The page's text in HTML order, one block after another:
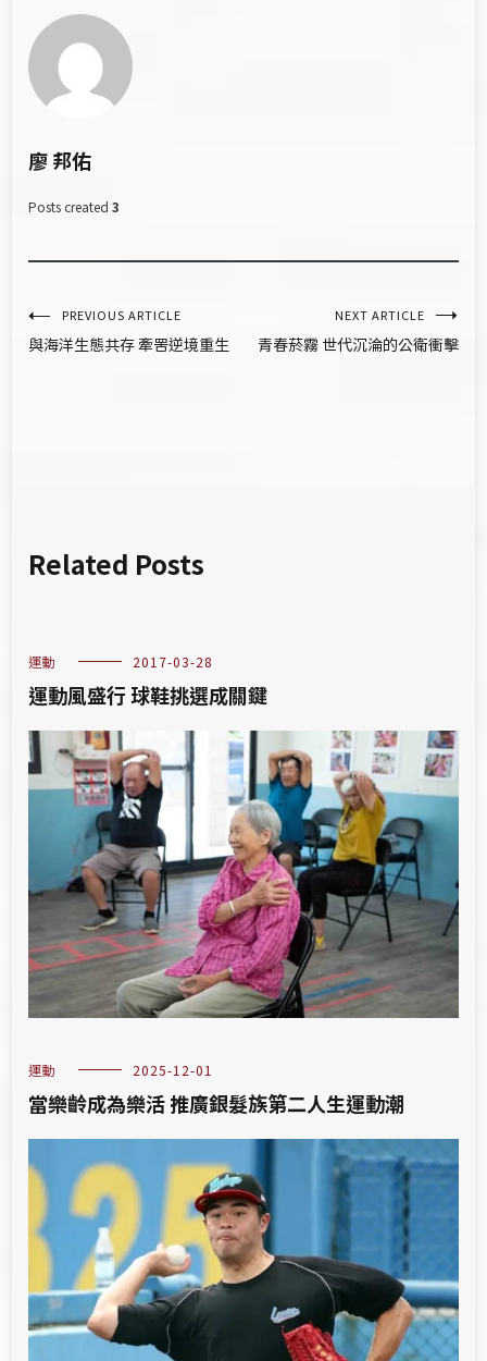
廖 邦佑
Posts created 3
文
章
PREVIOUS ARTICLE
與海洋生態共存 牽罟逆境重生
NEXT ARTICLE
青春菸霧 世代沉淪的公衛衝擊
Related Posts
運動 2017-03-28
運動風盛行 球鞋挑選成關鍵
運動 2025-12-01
當樂齡成為樂活 推廣銀髮族第二人生運動潮